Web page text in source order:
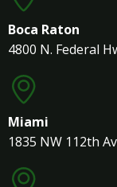
Boca Raton
4800 N. Federal
Miami
1835 NW 112th